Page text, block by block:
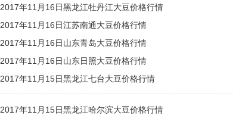
2017年11月16日黑龙江牡丹江大豆价格行情
2017年11月16日江苏南通大豆价格行情
2017年11月16日山东青岛大豆价格行情
2017年11月16日山东日照大豆价格行情
2017年11月15日黑龙江七台大豆价格行情
2017年11月15日黑龙江哈尔滨大豆价格行情